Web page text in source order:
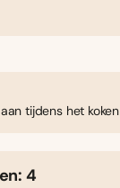
tijdens het koken
4